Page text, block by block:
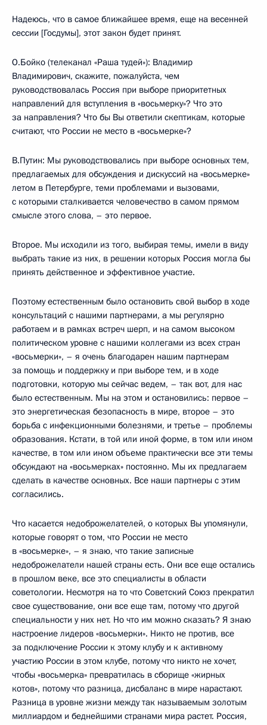
Надеюсь, что в самое ближайшее время, еще на весенней
сессии [Госдумы], этот закон будет принят.
О.Бойко (телеканал «Раша тудей»): Владимир
Владимирович, скажите, пожалуйста, чем
руководствовалась Россия при выборе приоритетных
направлений для вступления в «восьмерку»? Что это
за направления? Что бы Вы ответили скептикам, которые
считают, что России не место в «восьмерке»?
В.Путин: Мы руководствовались при выборе основных тем,
предлагаемых для обсуждения и дискуссий на «восьмерке»
летом в Петербурге, теми проблемами и вызовами,
с которыми сталкивается человечество в самом прямом
смысле этого слова, – это первое.
Второе. Мы исходили из того, выбирая темы, имели в виду
выбрать такие из них, в решении которых Россия могла бы
принять действенное и эффективное участие.
Поэтому естественным было остановить свой выбор в ходе
консультаций с нашими партнерами, а мы регулярно
работаем и в рамках встреч шерп, и на самом высоком
политическом уровне с нашими коллегами из всех стран
«восьмерки», – я очень благодарен нашим партнерам
за помощь и поддержку и при выборе тем, и в ходе
подготовки, которую мы сейчас ведем, – так вот, для нас
было естественным. Мы на этом и остановились: первое –
это энергетическая безопасность в мире, второе – это
борьба с инфекционными болезнями, и третье – проблемы
образования. Кстати, в той или иной форме, в том или ином
качестве, в том или ином объеме практически все эти темы
обсуждают на «восьмерках» постоянно. Мы их предлагаем
сделать в качестве основных. Все наши партнеры с этим
согласились.
Что касается недоброжелателей, о которых Вы упомянули,
которые говорят о том, что России не место
в «восьмерке», – я знаю, что такие записные
недоброжелатели нашей страны есть. Они все еще остались
в прошлом веке, все это специалисты в области
советологии. Несмотря на то что Советский Союз прекратил
свое существование, они все еще там, потому что другой
специальности у них нет. Но что им можно сказать? Я знаю
настроение лидеров «восьмерки». Никто не против, все
за подключение России к этому клубу и к активному
участию России в этом клубе, потому что никто не хочет,
чтобы «восьмерка» превратилась в сборище «жирных
котов», потому что разница, дисбаланс в мире нарастают.
Разница в уровне жизни между так называемым золотым
миллиардом и беднейшими странами мира растет. Россия,